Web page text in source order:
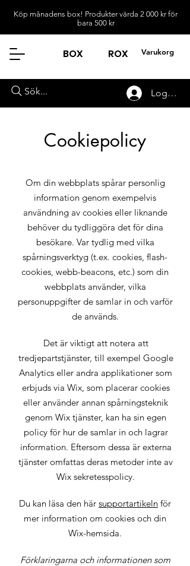
Köp månadens box! Produkter värda 2 000 kr för
bara 500 kr
Sök... Logga in
BOX ROX Varukorg
Cookiepolicy
Om din webbplats spårar personlig
information genom exempelvis
användning av cookies eller liknande
behöver du tydliggöra det för dina
besökare. Var tydlig med vilka
spårningsverktyg (t.ex. cookies, flash-
cookies, webb-beacons, etc.) som din
webbplats använder, vilka
personuppgifter de samlar in och varför
de används.
Det är viktigt att notera att
tredjepartstjänster, till exempel Google
Analytics eller andra applikationer som
erbjuds via Wix, som placerar cookies
eller använder annan spårningsteknik
genom Wix tjänster, kan ha sin egen
policy för hur de samlar in och lagrar
information. Eftersom dessa är externa
tjänster omfattas deras metoder inte av
Wix sekretesspolicy.
Du kan läsa den här supportartikeln för
mer information om cookies och din
Wix-hemsida.
Förklaringarna och informationen som